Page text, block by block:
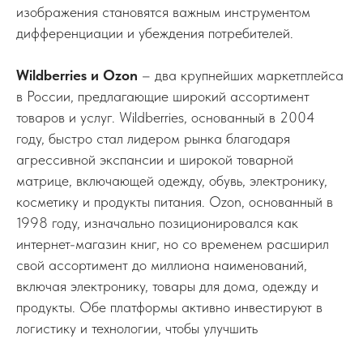
изображения становятся важным инструментом
дифференциации и убеждения потребителей.
Wildberries и Ozon – два крупнейших маркетплейса
в России, предлагающие широкий ассортимент
товаров и услуг. Wildberries, основанный в 2004
году, быстро стал лидером рынка благодаря
агрессивной экспансии и широкой товарной
матрице, включающей одежду, обувь, электронику,
косметику и продукты питания. Ozon, основанный в
1998 году, изначально позиционировался как
интернет-магазин книг, но со временем расширил
свой ассортимент до миллиона наименований,
включая электронику, товары для дома, одежду и
продукты. Обе платформы активно инвестируют в
логистику и технологии, чтобы улучшить